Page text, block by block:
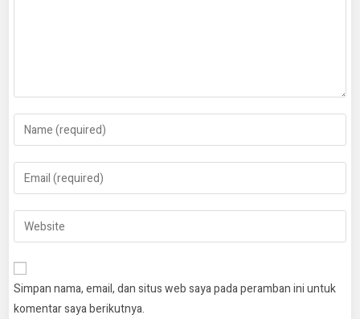
Simpan nama, email, dan situs web saya pada peramban ini untuk
komentar saya berikutnya.